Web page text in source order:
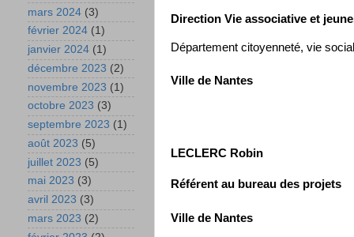
Direction Vie associative et
Département citoyenneté, vie
Ville de Nantes
LECLERC Robin
Référent au bureau des projets
Ville de Nantes
mars 2024 (3)
février 2024 (1)
janvier 2024 (1)
décembre 2023 (2)
novembre 2023 (1)
octobre 2023 (3)
septembre 2023 (1)
août 2023 (5)
juillet 2023 (5)
mai 2023 (3)
avril 2023 (3)
mars 2023 (2)